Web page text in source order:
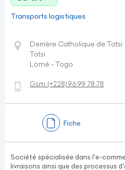
Transports logistiques
Derrière Catholique de Totsi
Totsi
Lomé - Togo
Gsm:(+228)96 99 78 78
Fiche
Société spécialisée dans l'e-
livraisons ainsi que des processus